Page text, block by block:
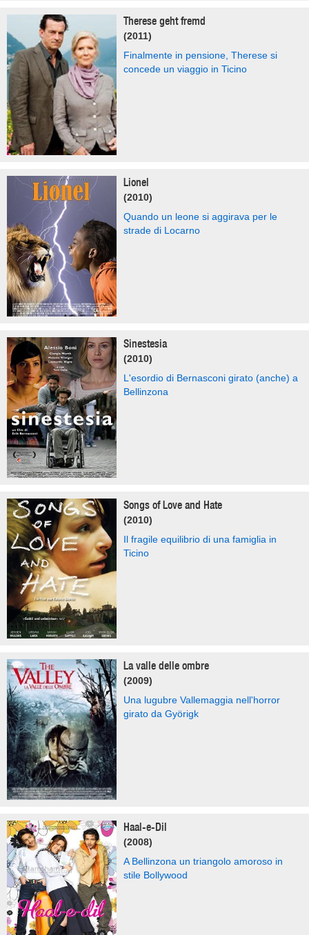
Therese geht fremd
(2011)
Finalmente in pensione, Therese si
concede un viaggio in Ticino
Lionel
(2010)
Quando un leone si aggirava per le
strade di Locarno
Sinestesia
(2010)
L'esordio di Bernasconi girato (anche) a
Bellinzona
Songs of Love and Hate
(2010)
Il fragile equilibrio di una famiglia in
Ticino
La valle delle ombre
(2009)
Una lugubre Vallemaggia nell'horror
girato da Györigk
Haal-e-Dil
(2008)
A Bellinzona un triangolo amoroso in
stile Bollywood